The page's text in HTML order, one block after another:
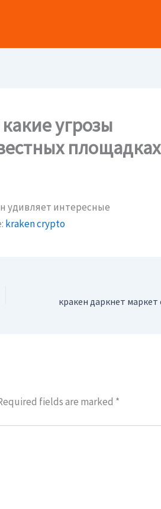
угрозы
площадках
удивляет интересные
kraken crypto
fields are marked *